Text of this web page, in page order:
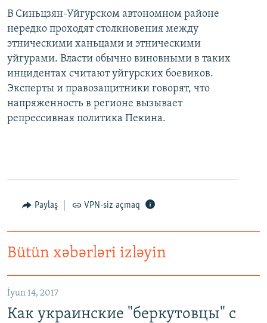
В Синьцзян-Уйгурском автономном районе
нередко проходят столкновения между
этническими ханьцами и этническими
уйгурами. Власти обычно виновными в таких
инцидентах считают уйгурских боевиков.
Эксперты и правозащитники говорят, что
напряженность в регионе вызывает
репрессивная политика Пекина.
Paylaş VPN-siz açmaq
Bütün xəbərləri izləyin
İyun 14, 2017
Как украинские "беркутовцы" с